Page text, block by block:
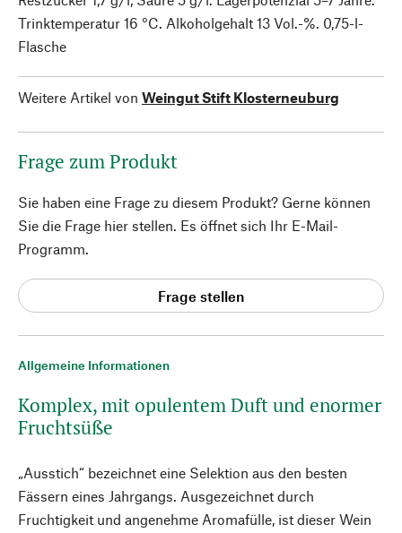
Allgemeine Informationen
Komplex, mit opulentem Duft und enormer
Fruchtsüße
„Ausstich“ bezeichnet eine Selektion aus den besten
Fässern eines Jahrgangs. Ausgezeichnet durch
Fruchtigkeit und angenehme Aromafülle, ist dieser Wein
Trinktemperatur 16 °C. Alkoholgehalt 13 Vol.-%. 0,75-l-
Flasche
Weitere Artikel von Weingut Stift Klosterneuburg
Frage zum Produkt
Sie haben eine Frage zu diesem Produkt? Gerne können
Sie die Frage hier stellen. Es öffnet sich Ihr E-Mail-
Programm.
Frage stellen